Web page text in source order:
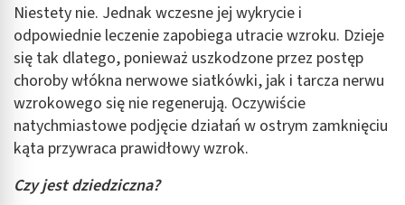
Niestety nie. Jednak wczesne jej wykrycie i
odpowiednie leczenie zapobiega utracie wzroku. Dzieje
się tak dlatego, ponieważ uszkodzone przez postęp
choroby włókna nerwowe siatkówki, jak i tarcza nerwu
wzrokowego się nie regenerują. Oczywiście
natychmiastowe podjęcie działań w ostrym zamknięciu
kąta przywraca prawidłowy wzrok.
Czy jest dziedziczna?